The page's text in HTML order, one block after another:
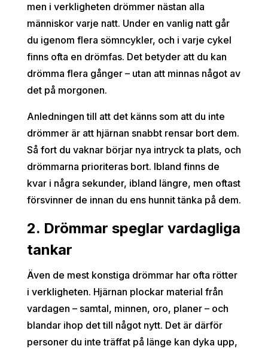
men i verkligheten drömmer nästan alla
människor varje natt. Under en vanlig natt går
du igenom flera sömncykler, och i varje cykel
finns ofta en drömfas. Det betyder att du kan
drömma flera gånger – utan att minnas något av
det på morgonen.
Anledningen till att det känns som att du inte
drömmer är att hjärnan snabbt rensar bort dem.
Så fort du vaknar börjar nya intryck ta plats, och
drömmarna prioriteras bort. Ibland finns de
kvar i några sekunder, ibland längre, men oftast
försvinner de innan du ens hunnit tänka på dem.
2. Drömmar speglar vardagliga
tankar
Även de mest konstiga drömmar har ofta rötter
i verkligheten. Hjärnan plockar material från
vardagen – samtal, minnen, oro, planer – och
blandar ihop det till något nytt. Det är därför
personer du inte träffat på länge kan dyka upp,